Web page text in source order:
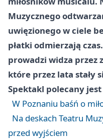
Muzycznego
uwięzionego w ciele
płatki odmierzają
prowadzi widza przez
które przez lata stały
Spektakl polecany
W Poznaniu baśń o
Na deskach Teatru
przed wyjściem